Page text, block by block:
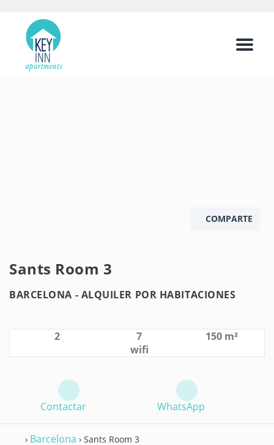
Menu
COMPARTE
Sants Room 3
BARCELONA - ALQUILER POR HABITACIONES
2 7
150 m²
wifi
Contactar WhatsApp
› Barcelona › Sants Room 3